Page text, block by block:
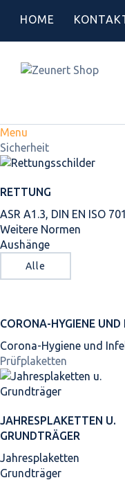
HOME
Menu
Sicherheit
RETTUNG
ASR A1.3, DIN EN ISO
Weitere Normen
Aushänge
Alle
CORONA-HYGIENE
Corona-Hygiene und
Prüfplaketten
JAHRES­PLAKETTEN U.
GRUNDTRÄGER
Jahresplaketten
Grundträger